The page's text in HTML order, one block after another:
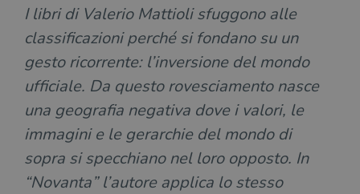
I libri di Valerio Mattioli sfuggono alle
classificazioni perché si fondano su un
gesto ricorrente: l’inversione del mondo
ufficiale. Da questo rovesciamento nasce
una geografia negativa dove i valori, le
immagini e le gerarchie del mondo di
sopra si specchiano nel loro opposto. In
“Novanta” l’autore applica lo stesso